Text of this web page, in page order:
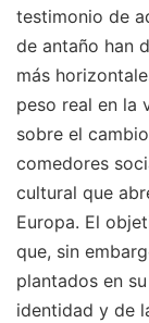
testimonio de
de antaño han
más
peso real en la
sobre el
comedores
cultural que
Europa. El
que, sin
plantados en
identidad y de